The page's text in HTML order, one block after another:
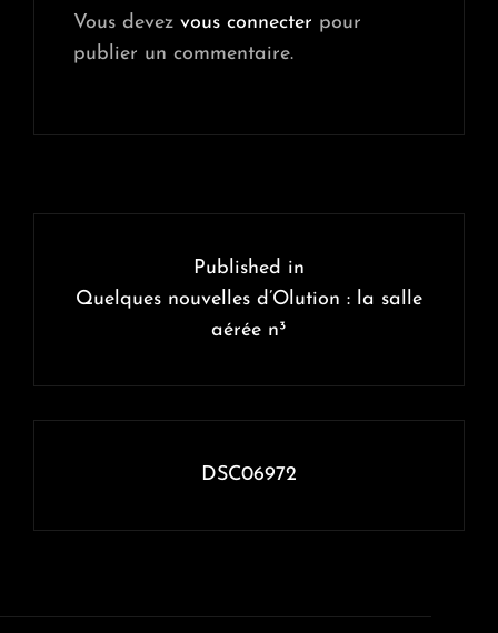
Vous devez vous connecter pour
publier un commentaire.
l’article
Published in
Quelques nouvelles d’Olution : la salle
aérée n³
DSC06972